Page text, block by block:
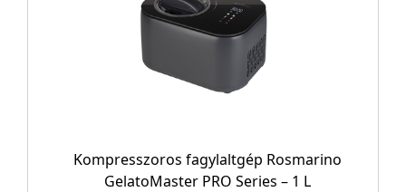
Kompresszoros fagylaltgép Rosmarino
GelatoMaster PRO Series – 1 L